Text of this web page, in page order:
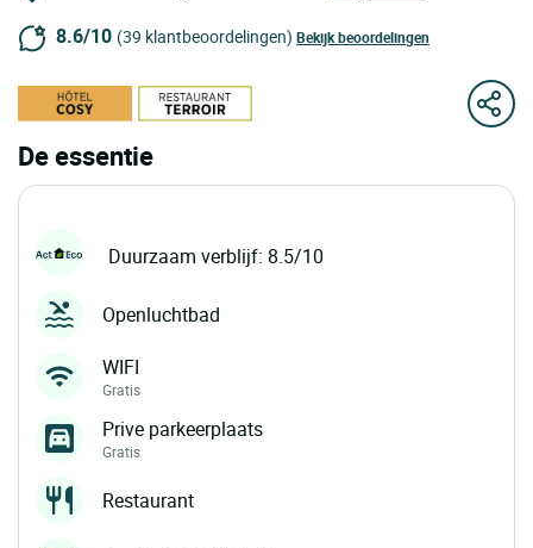
8.6/10 (39 klantbeoordelingen) Bekijk beoordelingen
De essentie
Duurzaam verblijf: 8.5/10
Openluchtbad
WIFI
Gratis
Prive parkeerplaats
Gratis
Restaurant